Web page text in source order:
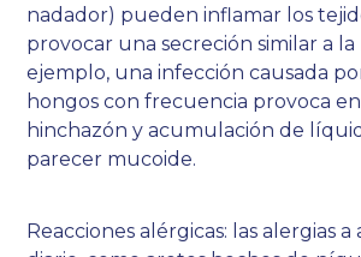
nadador) pueden inflamar los
provocar una secreción similar a
ejemplo, una infección causada
hongos con frecuencia provoca
hinchazón y acumulación de
parecer mucoide.
Reacciones alérgicas: las alergias